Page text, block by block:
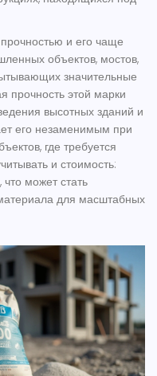
и его чаще
объектов, мостов,
значительные
прочность этой марки
высотных зданий и
его незаменимым при
где требуется
и стоимость:
может стать
для масштабных